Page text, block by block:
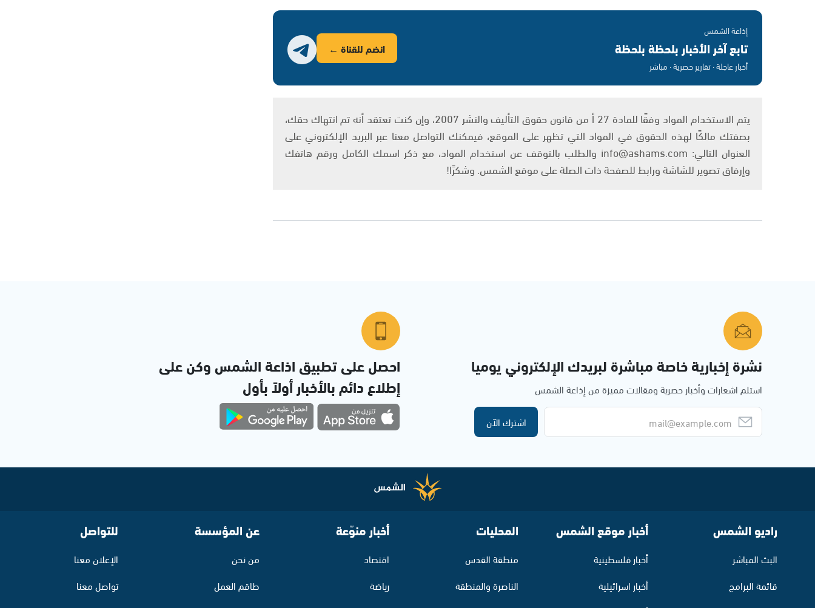
إذاعة الشمس
تابع آخر الأخبار بلحظة بلحظة
أخبار عاجلة · تقارير حصرية · مباشر
انضم للقناة ←
يتم الاستخدام المواد وفقًا للمادة 27 أ من قانون حقوق التأليف والنشر 2007، وإن كنت تعتقد أنه تم انتهاك حقك،
بصفتك مالكًا لهذه الحقوق في المواد التي تظهر على الموقع، فيمكنك التواصل معنا عبر البريد الإلكتروني على
العنوان التالي: info@ashams.com والطلب بالتوقف عن استخدام المواد، مع ذكر اسمك الكامل ورقم هاتفك
وإرفاق تصوير للشاشة ورابط للصفحة ذات الصلة على موقع الشمس. وشكرًا!
نشرة إخبارية خاصة مباشرة لبريدك الإلكتروني يوميا
استلم اشعارات وأخبار حصرية ومقالات مميزة من إذاعة الشمس
اشترك الآن
احصل على تطبيق اذاعة الشمس وكن على
إطلاع دائم بالأخبار أولاً بأول
راديو الشمس
البث المباشر
قائمة البرامج
أخبار موقع الشمس
أخبار فلسطينية
أخبار اسرائيلية
المحليات
منطقة القدس
الناصرة والمنطقة
أخبار منوّعة
اقتصاد
رياضة
عن المؤسسة
من نحن
طاقم العمل
للتواصل
الإعلان معنا
تواصل معنا